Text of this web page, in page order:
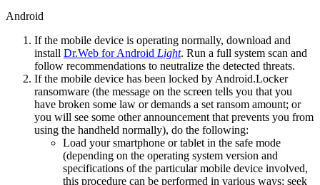
Android
If the mobile device is operating normally, download and
install Dr.Web for Android Light. Run a full system scan and
follow recommendations to neutralize the detected threats.
If the mobile device has been locked by Android.Locker
ransomware (the message on the screen tells you that you
have broken some law or demands a set ransom amount; or
you will see some other announcement that prevents you from
using the handheld normally), do the following:
Load your smartphone or tablet in the safe mode
(depending on the operating system version and
specifications of the particular mobile device involved,
this procedure can be performed in various ways; seek